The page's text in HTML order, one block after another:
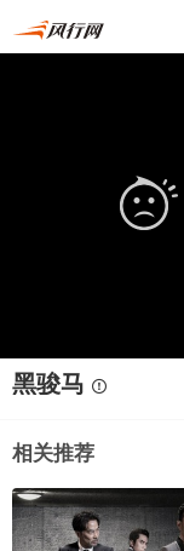
黑骏马
相关推荐